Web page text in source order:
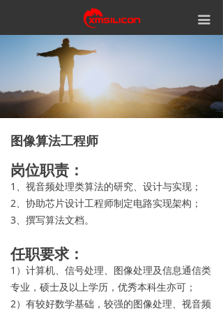
끀
岗位职责：
1、视音频处理类算法的研究、设计与实现；
2、协助芯片设计工程师制定电路实现架构；
3、撰写算法文档。
任职要求：
1）计算机、信号处理、图像处理及信息通信类
专业，硕士及以上学历，优秀本科生亦可；
2）有较好数学基础，较强的图像处理、视音频
图像算法工程师